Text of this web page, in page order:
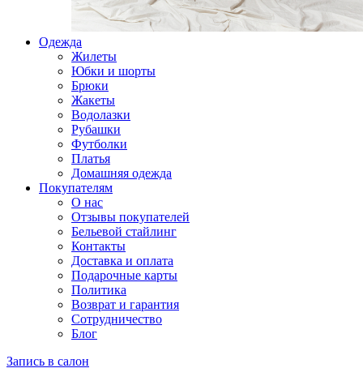
Одежда
Жилеты
Юбки и шорты
Брюки
Жакеты
Водолазки
Рубашки
Футболки
Платья
Домашняя одежда
Покупателям
О нас
Отзывы покупателей
Бельевой стайлинг
Контакты
Доставка и оплата
Подарочные карты
Политика
Возврат и гарантия
Сотрудничество
Блог
Запись в салон